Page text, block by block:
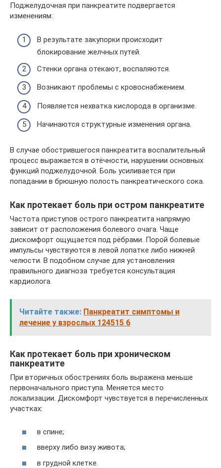
Поджелудочная при панкреатите подвергается
изменениям:
В результате закупорки происходит
блокирование желчных путей.
Стенки органа отекают, воспаляются.
Возникают проблемы с кровоснабжением.
Появляется нехватка кислорода в организме.
Начинаются структурные изменения органа.
В случае обострившегося панкреатита воспалительный
процесс выражается в отёчности, нарушении основных
функций поджелудочной. Боль усиливается при
попадании в брюшную полость панкреатического сока.
Как протекает боль при остром панкреатите
Частота приступов острого панкреатита напрямую
зависит от расположения болевого очага. Чаще
дискомфорт ощущается под рёбрами. Порой болевые
импульсы чувствуются в левой лопатке либо нижней
челюсти. В подобном случае для установления
правильного диагноза требуется консультация
кардиолога.
Читайте также: Панкреатит симптомы и
лечение у взрослых 124515 6
Как протекает боль при хроническом
панкреатите
При вторичных обострениях боль выражена меньше
первоначального приступа. Меняется место
локализации. Дискомфорт чувствуется в перечисленных
участках:
в спине;
вверху либо визу живота;
в грудной клетке.